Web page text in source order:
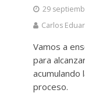
29
Carlos
Vamos a
para
acumulando
proceso.